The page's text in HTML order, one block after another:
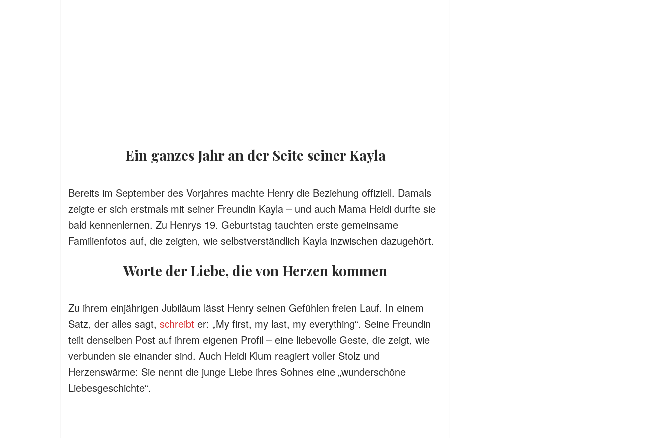
Ein ganzes Jahr an der Seite seiner Kayla
Bereits im September des Vorjahres machte Henry die Beziehung offiziell. Damals
zeigte er sich erstmals mit seiner Freundin Kayla – und auch Mama Heidi durfte sie
bald kennenlernen. Zu Henrys 19. Geburtstag tauchten erste gemeinsame
Familienfotos auf, die zeigten, wie selbstverständlich Kayla inzwischen dazugehört.
Worte der Liebe, die von Herzen kommen
Zu ihrem einjährigen Jubiläum lässt Henry seinen Gefühlen freien Lauf. In einem
Satz, der alles sagt, schreibt er: „My first, my last, my everything“. Seine Freundin
teilt denselben Post auf ihrem eigenen Profil – eine liebevolle Geste, die zeigt, wie
verbunden sie einander sind. Auch Heidi Klum reagiert voller Stolz und
Herzenswärme: Sie nennt die junge Liebe ihres Sohnes eine „wunderschöne
Liebesgeschichte“.